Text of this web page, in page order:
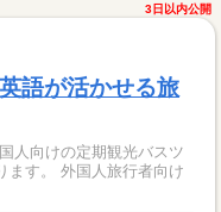
3日以内公開
語が活かせる旅
人向けの定期観光バスツ
ます。 外国人旅行者向け